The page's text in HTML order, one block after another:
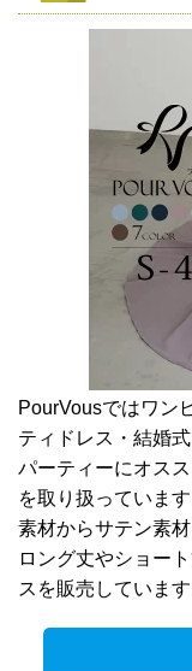
PourVousではワン
ティドレス・結婚
パーティーにオス
を取り扱っていま
素材からサテン素
ロング丈やショー
スを販売しています